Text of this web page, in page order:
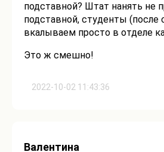
2022-10-02 11:43:36
подставной? Штат нанять не
подставной, студенты (после
вкалываем просто в отделе
Это ж смешно!
Валентина